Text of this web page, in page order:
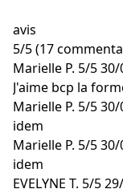
avis
5/5(17
Marielle P. 5/530/
J'aime bcp la
Marielle P. 5/530/
idem
Marielle P. 5/530/
idem
EVELYNE T. 5/5